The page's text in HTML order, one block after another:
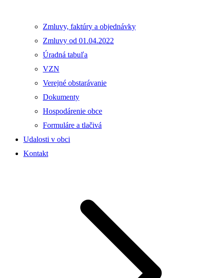
Zmluvy, faktúry a objednávky
Zmluvy od 01.04.2022
Úradná tabuľa
VZN
Verejné obstarávanie
Dokumenty
Hospodárenie obce
Formuláre a tlačivá
Udalosti v obci
Kontakt